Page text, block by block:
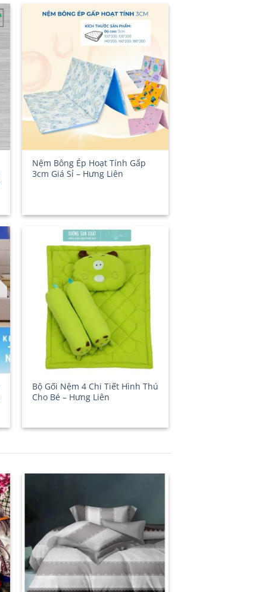
Nệm Bông Ép Hoạt Tính Gấp
3cm Giá Sỉ – Hưng Liên
Bộ Gối Nệm 4 Chi Tiết Hình Thú
Cho Bé – Hưng Liên